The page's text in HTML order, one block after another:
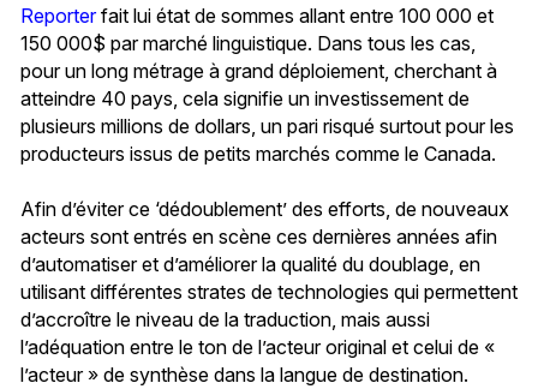
Reporterfait lui état de sommes allant entre 100 000 et
150 000$ par marché linguistique. Dans tous les cas,
pour un long métrage à grand déploiement, cherchant à
atteindre 40 pays, cela signifie un investissement de
plusieurs millions de dollars, un pari risqué surtout pour les
producteurs issus de petits marchés comme le Canada.
Afin d’éviter ce ‘dédoublement’ des efforts, de nouveaux
acteurs sont entrés en scène ces dernières années afin
d’automatiser et d’améliorer la qualité du doublage, en
utilisant différentes strates de technologies qui permettent
d’accroître le niveau de la traduction, mais aussi
l’adéquation entre le ton de l’acteur original et celui de «
l’acteur » de synthèse dans la langue de destination.